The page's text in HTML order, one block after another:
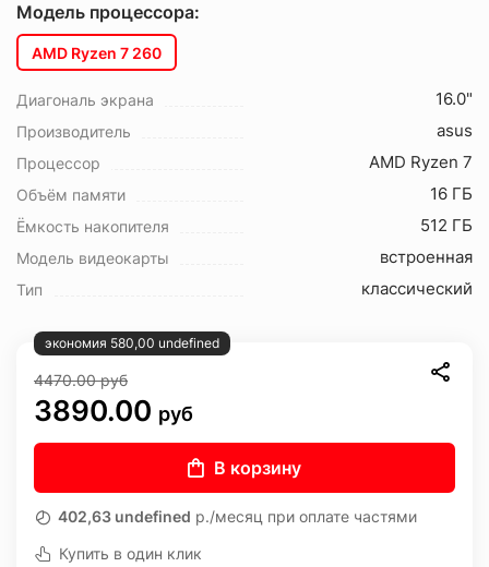
Модель процессора:
AMD Ryzen 7 260
Диагональ экрана 16.0"
Производитель asus
Процессор AMD Ryzen 7
Объём памяти 16 ГБ
Ёмкость накопителя 512 ГБ
Модель видеокарты встроенная
Тип классический
экономия 580,00 undefined
4470.00руб
3890.00 руб
В корзину
402,63 undefined р./месяц при оплате частями
Купить в один клик